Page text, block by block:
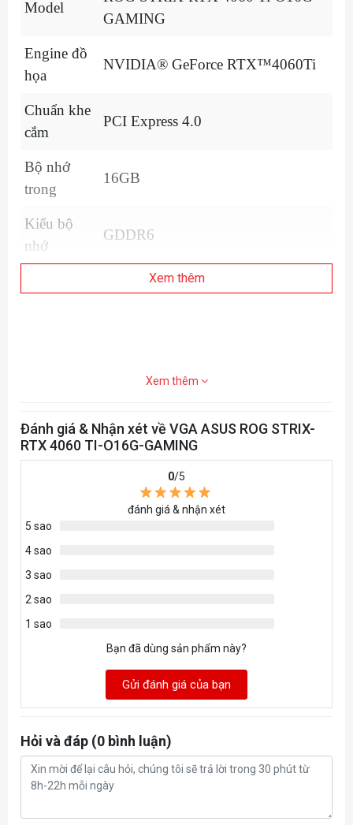
Model
GAMING
Engine đồ
họa
NVIDIA® GeForce RTX™4060Ti
Chuẩn khe
cắm
PCI Express 4.0
Bộ nhớ
trong
16GB
Kiểu bộ
nhớ
GDDR6
Speed
Độ phân
Digital Max Resolution 7680 x 4320
Cổng giao
tiếp
HDMI 2.1 x 1
Hỗ trợ màn
hình
12.26 x 5.26 x 2.44 Centimeter
4.6
nguồn yêu
cầu
650W
Xem thêm
Xem thêm
Đánh giá & Nhận xét về VGA ASUS ROG STRIX-
RTX 4060 TI-O16G-GAMING
0/5
đánh giá & nhận xét
5 sao
4 sao
3 sao
2 sao
1 sao
Bạn đã dùng sản phẩm này?
Gửi đánh giá của bạn
Hỏi và đáp (0 bình luận)